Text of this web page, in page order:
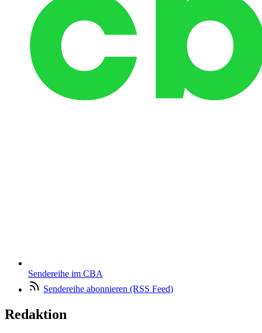
Sendereihe im CBA
Sendereihe abonnieren (RSS Feed)
Redaktion